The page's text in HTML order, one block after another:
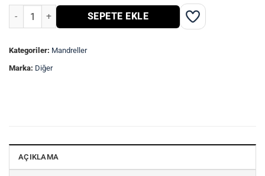
Düğme Mandreli adet
SEPETE EKLE
Kategoriler: Mandreller
Marka: Diğer
AÇIKLAMA